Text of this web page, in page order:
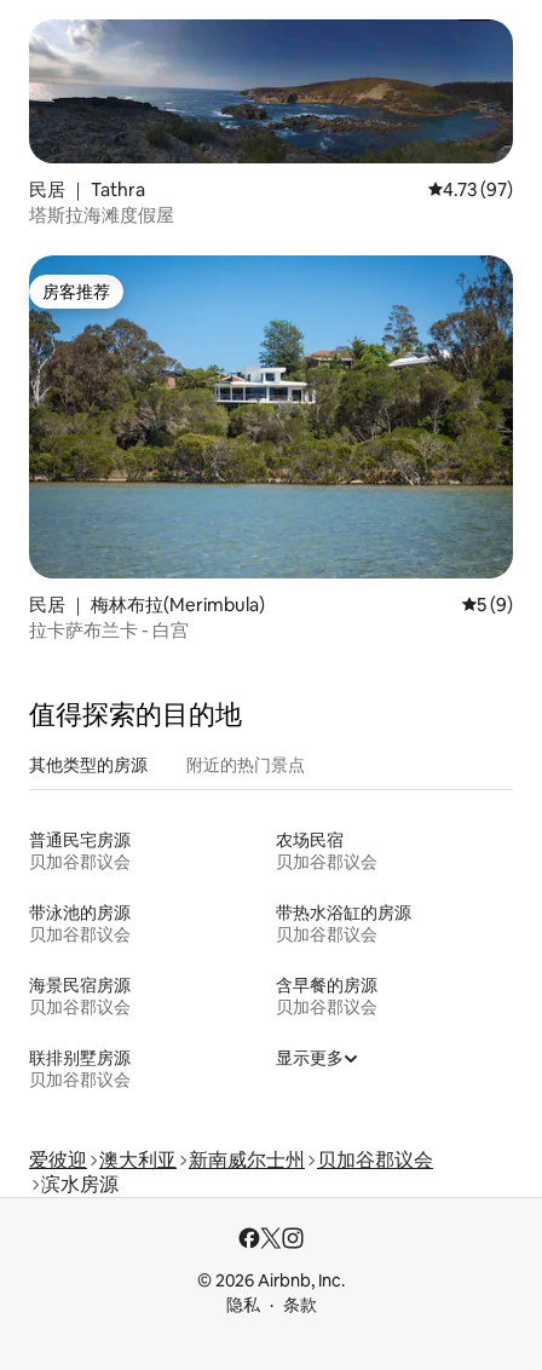
民居 ｜ Tathra 平均评分
4.73 (97)
塔斯拉海滩度假屋
房客推荐
房客推荐
民居 ｜ 梅林布拉(Merimbula) 平均评分
5 (9)
拉卡萨布兰卡 - 白宫
值得探索的目的地
其他类型的房源 附近的热门景点
普通民宅房源
贝加谷郡议会
农场民宿
贝加谷郡议会
带泳池的房源
贝加谷郡议会
带热水浴缸的房源
贝加谷郡议会
海景民宿房源
贝加谷郡议会
含早餐的房源
贝加谷郡议会
联排别墅房源
贝加谷郡议会
显示更多
爱彼迎 澳大利亚 新南威尔士州
贝加谷郡议会
滨水房源
© 2026 Airbnb, Inc.
隐私
条款